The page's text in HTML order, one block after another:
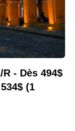
- Dès 494$
(1